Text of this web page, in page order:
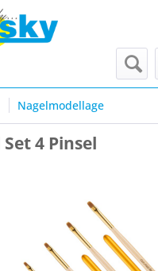
Nagelmodellage
4 Pinsel